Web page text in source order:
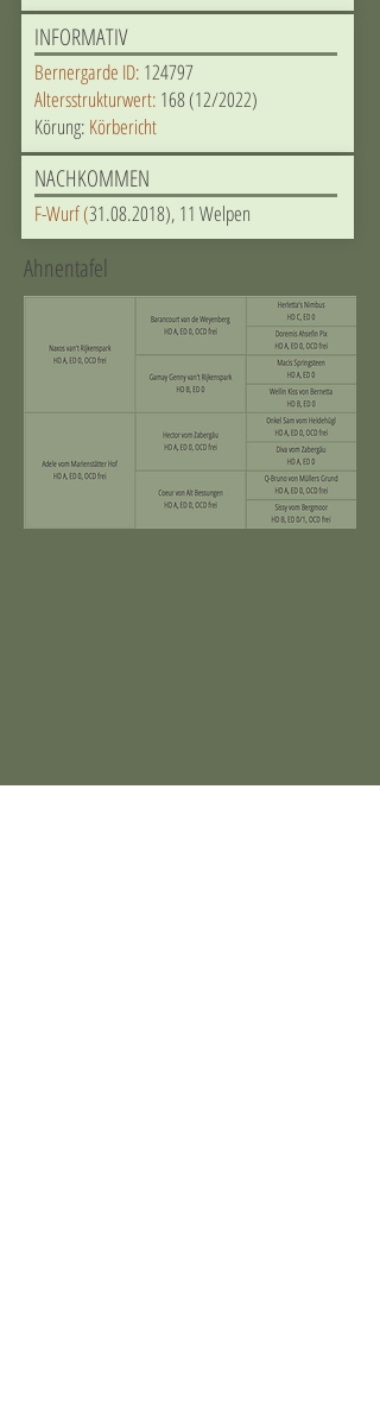
INFORMATIV
Bernergarde ID: 124797
Altersstrukturwert: 168 (12/2022)
Körung: Körbericht
NACHKOMMEN
F-Wurf(31.08.2018), 11 Welpen
Ahnentafel